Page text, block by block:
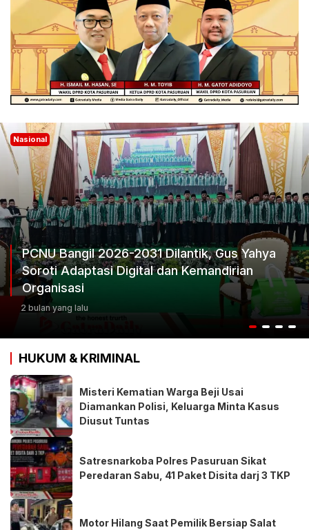
Nasional
Ketum Progib Dorong Rapimwil Jatim Hasilkan
Keputusan Terbaik
3 bulan yang lalu
HUKUM & KRIMINAL
Misteri Kematian Warga Beji Usai
Diamankan Polisi, Keluarga Minta Kasus
Diusut Tuntas
Satresnarkoba Polres Pasuruan Sikat
Peredaran Sabu, 41 Paket Disita darj 3 TKP
Motor Hilang Saat Pemilik Bersiap Salat